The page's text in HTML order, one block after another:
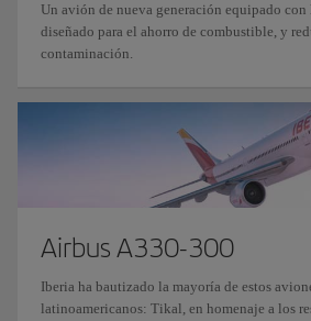
Un avión de nueva generación equipado
diseñado para el ahorro de combustible, y
contaminación.
Airbus A330-300
Iberia ha bautizado la mayoría de estos
latinoamericanos: Tikal, en homenaje a los